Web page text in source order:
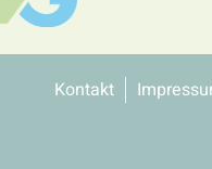
Kontakt